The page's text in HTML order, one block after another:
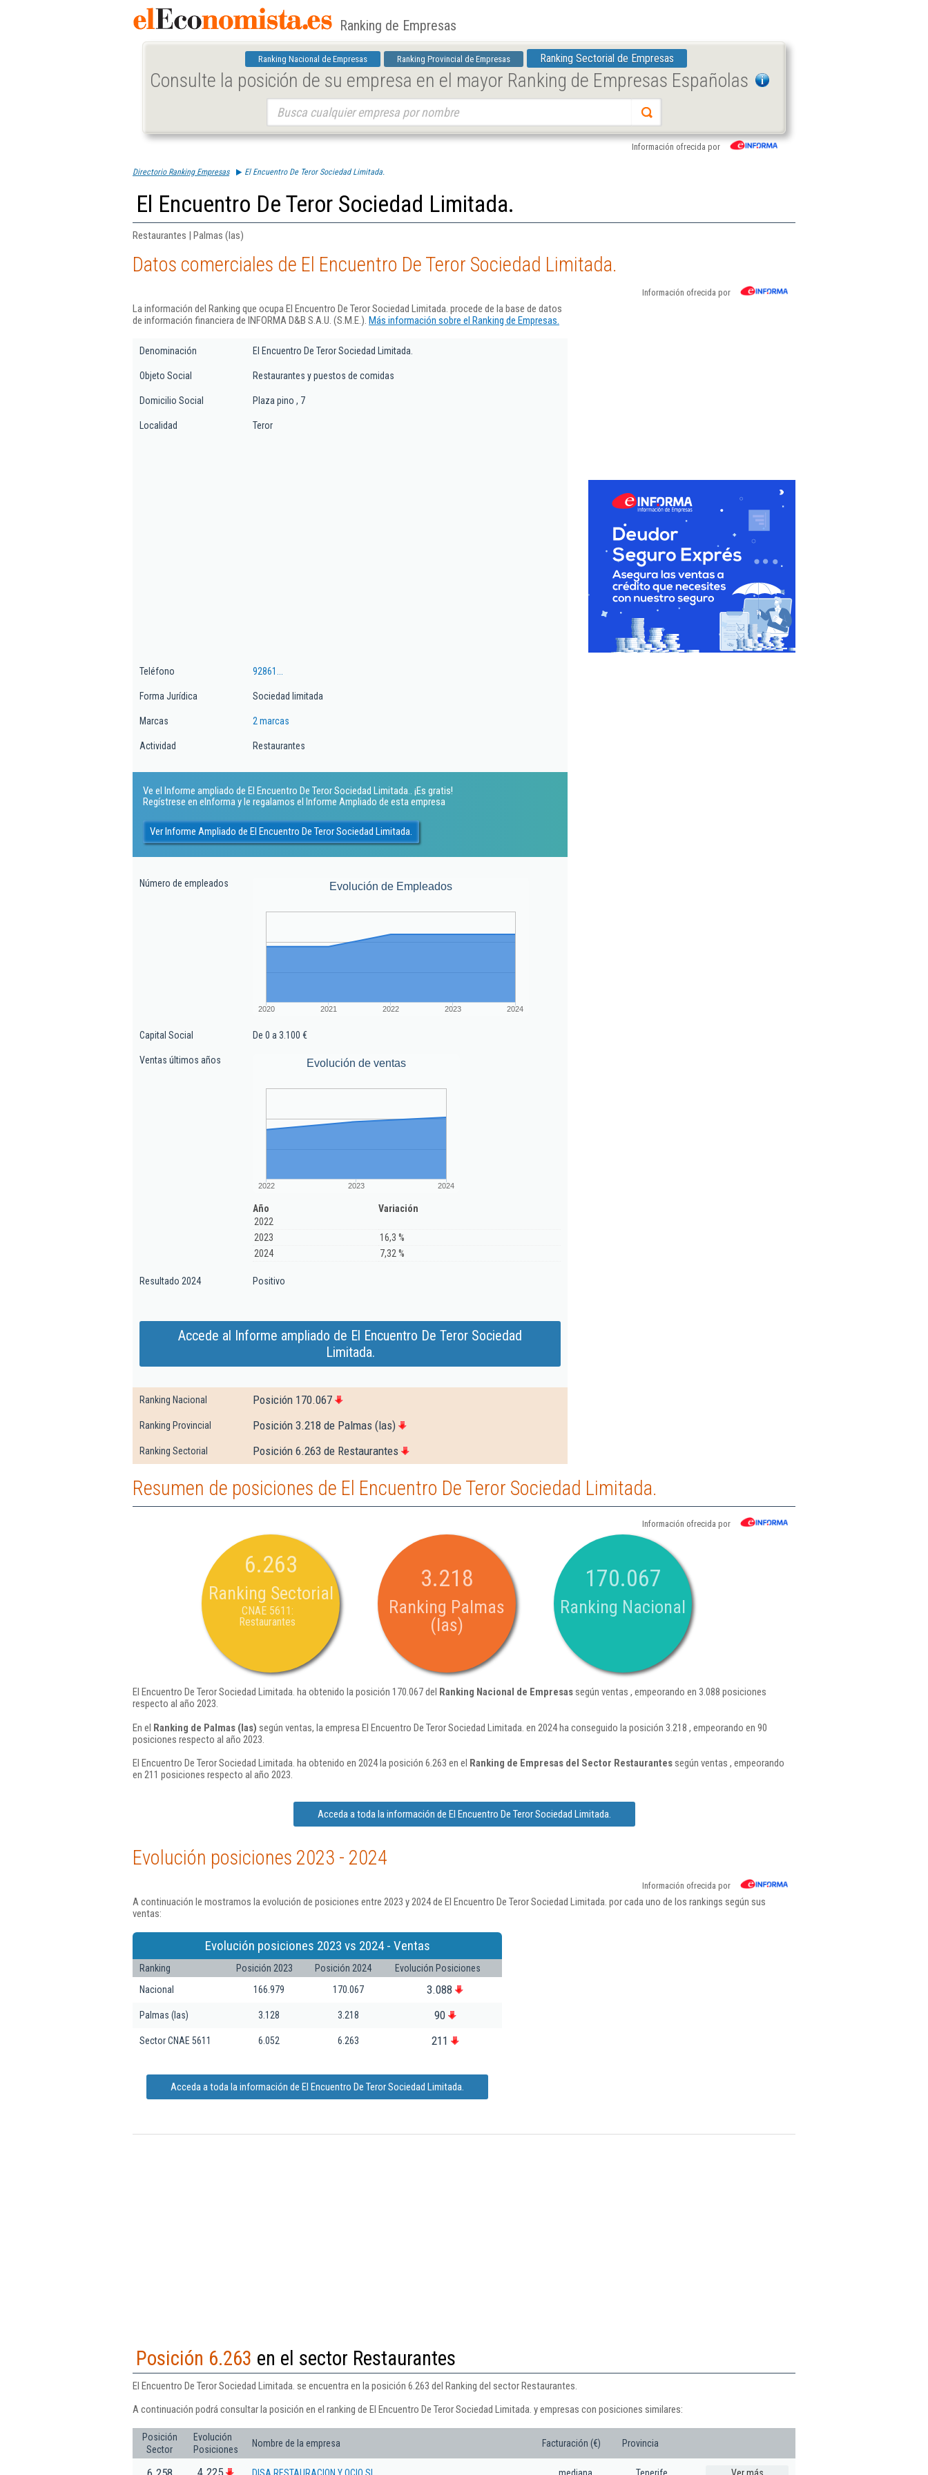
Ranking de Empresas
Ranking Nacional de Empresas Ranking Provincial de Empresas Ranking Sectorial de Empresas
Consulte la posición de su empresa en el mayor Ranking de Empresas Españolas
Información ofrecida por
Directorio Ranking Empresas El Encuentro De Teror Sociedad Limitada.
El Encuentro De Teror Sociedad Limitada.
Restaurantes | Palmas (las)
Datos comerciales de El Encuentro De Teror Sociedad Limitada.
Información ofrecida por
La información del Ranking que ocupa El Encuentro De Teror Sociedad Limitada. procede de la base de datos
de información financiera de INFORMA D&B S.A.U. (S.M.E.). Más información sobre el Ranking de Empresas.
Denominación El Encuentro De Teror Sociedad Limitada.
Objeto Social Restaurantes y puestos de comidas
Domicilio Social Plaza pino , 7
Localidad Teror
Teléfono 92861...
Forma Jurídica Sociedad limitada
Marcas 2 marcas
Actividad Restaurantes
Ve el Informe ampliado de El Encuentro De Teror Sociedad Limitada.. ¡Es gratis!
Regístrese en eInforma y le regalamos el Informe Ampliado de esta empresa
Ver Informe Ampliado de El Encuentro De Teror Sociedad Limitada.
Número de empleados Evolución de Empleados
2020 2021 2022 2023 2024
Capital Social De 0 a 3.100 €
Ventas últimos años Evolución de ventas
2022 2023 2024
Año
Variación
2022
2023
16,3 %
2024
7,32 %
Resultado 2024 Positivo
Accede al Informe ampliado de El Encuentro De Teror Sociedad
Limitada.
Ranking Nacional Posición 170.067
Ranking Provincial Posición 3.218 de Palmas (las)
Ranking Sectorial Posición 6.263 de Restaurantes
Resumen de posiciones de El Encuentro De Teror Sociedad Limitada.
Información ofrecida por
6.263
Ranking Sectorial
CNAE 5611:
Restaurantes
3.218
Ranking Palmas
(las)
170.067
Ranking Nacional
El Encuentro De Teror Sociedad Limitada. ha obtenido la posición 170.067 del Ranking Nacional de Empresassegún ventas , empeorando en 3.088 posiciones
respecto al año 2023.
En el Ranking de Palmas (las) según ventas, la empresa El Encuentro De Teror Sociedad Limitada. en 2024 ha conseguido la posición 3.218 , empeorando en 90
posiciones respecto al año 2023.
El Encuentro De Teror Sociedad Limitada. ha obtenido en 2024 la posición 6.263 en el Ranking de Empresas del Sector Restaurantessegún ventas , empeorando
en 211 posiciones respecto al año 2023.
Acceda a toda la información de El Encuentro De Teror Sociedad Limitada.
Evolución posiciones 2023 - 2024
Información ofrecida por
A continuación le mostramos la evolución de posiciones entre 2023 y 2024 de El Encuentro De Teror Sociedad Limitada. por cada uno de los rankings según sus
ventas:
Evolución posiciones 2023 vs 2024 - Ventas
Ranking Posición 2023 Posición 2024
Evolución Posiciones
Nacional
166.979 170.067 3.088
Palmas (las) 3.128 3.218 90
Sector CNAE 5611 6.052 6.263 211
Acceda a toda la información de El Encuentro De Teror Sociedad Limitada.
Posición 6.263 en el sector Restaurantes
El Encuentro De Teror Sociedad Limitada. se encuentra en la posición 6.263 del Ranking del sector Restaurantes.
A continuación podrá consultar la posición en el ranking de El Encuentro De Teror Sociedad Limitada. y empresas con posiciones similares:
Posición
Sector
Evolución
Posiciones
Nombre de la empresa Facturación (€) Provincia
4.225 DISA RESTAURACION Y OCIO SL. mediana Tenerife Ver más